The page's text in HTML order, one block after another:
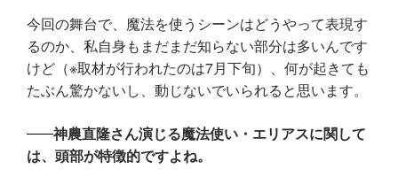
今回の舞台で、魔法を使うシーンはどうやって表現す
るのか、私自身もまだまだ知らない部分は多いんです
けど（※取材が行われたのは7月下旬）、何が起きても
たぶん驚かないし、動じないでいられると思います。
神農直隆さん演じる魔法使い・エリアスに関して
は、頭部が特徴的ですよね。